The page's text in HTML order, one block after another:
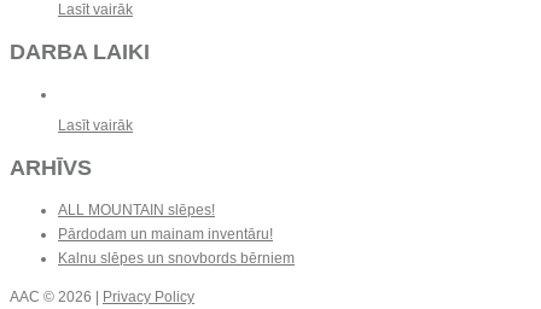
Lasīt vairāk
DARBA LAIKI
Lasīt vairāk
ARHĪVS
ALL MOUNTAIN slēpes!
Pārdodam un mainam inventāru!
Kalnu slēpes un snovbords bērniem
AAC © 2026 | Privacy Policy